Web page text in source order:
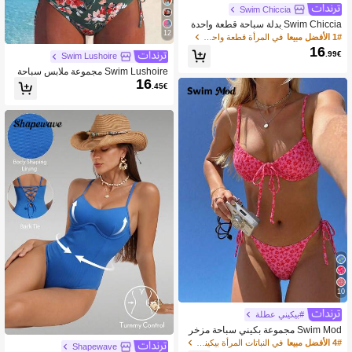
Swim Chiccia
Swim Chiccia بدلة سباحة قطعة واحدة
مطوية باللون الأحادي، مناسبة للعطلات ال
شاطئية وحفلات المسبح وحفلات الشاط
ئ
1# الأفضل مبيعا
16.99€
10
#بيكيني عطلة
Swim Mod مجموعة بكيني سباحة مزخر
فة بنقوش الزهور الصيفية، مجموعة بكين
4# الأفضل مبيعا
12
Swim Lushoire
Swim Lushoire مجموعة ملابس سباحة
Lushoire من قطعتين للنساء، موضة ناض
جة وجذابة، ملابس سباحة بلون أزرق-أخض
شورت بطبعة زهور، أسلوب عطلة صيفية
على الشاطئ
16.45€
Shapewave